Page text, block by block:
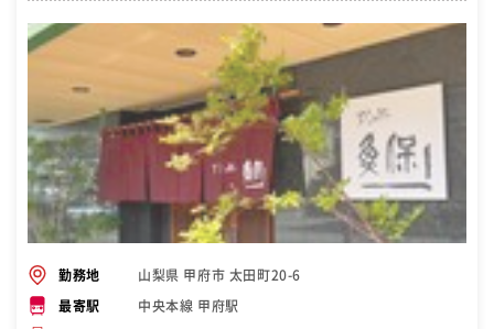
勤務地 山梨県 甲府市 太田町20-6
最寄駅 中央本線 甲府駅